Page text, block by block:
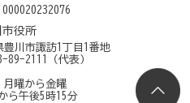
市役所
川市諏訪1丁目1番地
89-2111 （代表）
月曜から金曜
ら午後5時15分